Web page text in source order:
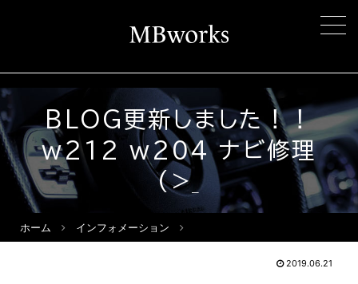
BLOG更新しました！！
w212 w204 ナビ修理
(>_
ホーム インフォメーション
2019.06.21